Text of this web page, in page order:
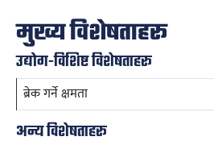
मुख्य विशेषताहरू
उद्योग-विशिष्ट विशेषताहरू
ब्रेक गर्ने क्षमता
अन्य विशेषताहरू